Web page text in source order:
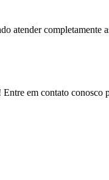
atender completamente
em contato conosco